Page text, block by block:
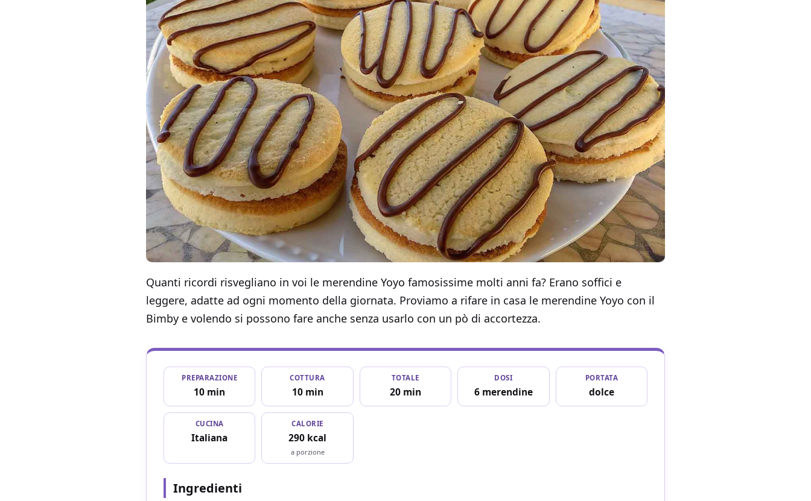
Quanti ricordi risvegliano in voi le merendine Yoyo famosissime molti anni fa? Erano soffici e
leggere, adatte ad ogni momento della giornata. Proviamo a rifare in casa le merendine Yoyo con il
Bimby e volendo si possono fare anche senza usarlo con un pò di accortezza.
PREPARAZIONE
10 min
COTTURA
10 min
TOTALE
20 min
DOSI
6 merendine
PORTATA
dolce
CUCINA
Italiana
CALORIE
290 kcal
a porzione
Ingredienti